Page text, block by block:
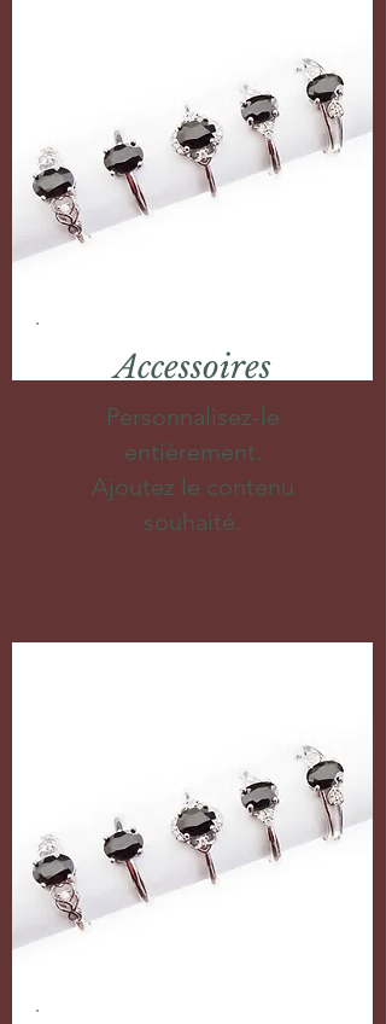
Accessoires
Personnalisez-le
entièrement.
Ajoutez le contenu
souhaité.